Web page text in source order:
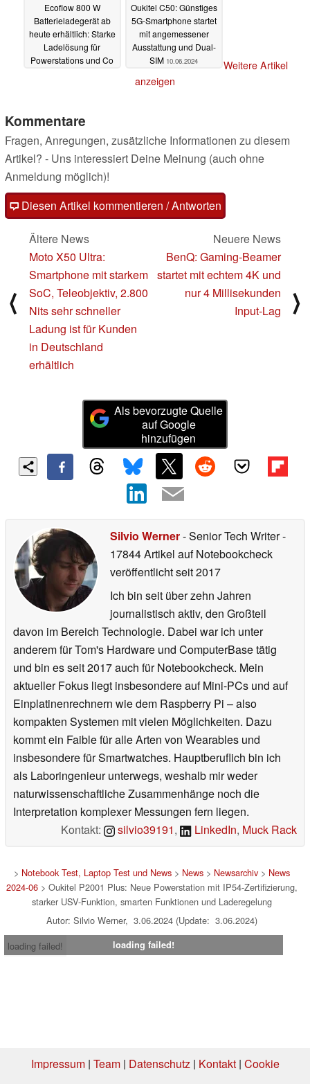
Ecoflow 800 W
Batterieladegerät ab
heute erhältlich: Starke
Ladelösung für
Powerstations und Co
Oukitel C50: Günstiges
5G-Smartphone startet
mit angemessener
Ausstattung und Dual-
SIM 10.06.2024
Weitere Artikel
anzeigen
Kommentare
Fragen, Anregungen, zusätzliche Informationen zu diesem
Artikel? - Uns interessiert Deine Meinung (auch ohne
Anmeldung möglich)!
Diesen Artikel kommentieren / Antworten
⟨
Ältere News
Moto X50 Ultra:
Smartphone mit starkem
SoC, Teleobjektiv, 2.800
Nits sehr schneller
Ladung ist für Kunden
in Deutschland
erhältlich
Neuere News
BenQ: Gaming-Beamer
startet mit echtem 4K und
nur 4 Millisekunden
Input-Lag
⟩
Als bevorzugte Quelle
auf Google
hinzufügen
Silvio Werner- Senior Tech Writer-
17844 Artikel auf Notebookcheck
veröffentlichtseit 2017
Ich bin seit über zehn Jahren
journalistisch aktiv, den Großteil
davon im Bereich Technologie. Dabei war ich unter
anderem für Tom's Hardware und ComputerBase tätig
und bin es seit 2017 auch für Notebookcheck. Mein
aktueller Fokus liegt insbesondere auf Mini-PCs und auf
Einplatinenrechnern wie dem Raspberry Pi – also
kompakten Systemen mit vielen Möglichkeiten. Dazu
kommt ein Faible für alle Arten von Wearables und
insbesondere für Smartwatches. Hauptberuflich bin ich
als Laboringenieur unterwegs, weshalb mir weder
naturwissenschaftliche Zusammenhänge noch die
Interpretation komplexer Messungen fern liegen.
Kontakt:
silvio39191, LinkedIn, Muck Rack
> Notebook Test, Laptop Test und News> News> Newsarchiv> News
2024-06> Oukitel P2001 Plus: Neue Powerstation mit IP54-Zertifizierung,
starker USV-Funktion, smarten Funktionen und Laderegelung
Autor: Silvio Werner, 3.06.2024 (Update: 3.06.2024)
loading failed!
loading failed!
Impressum| Team| Datenschutz| Kontakt| Cookie